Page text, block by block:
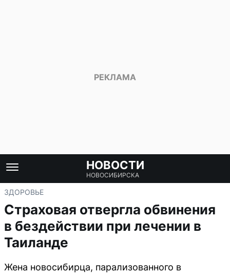
НОВОСТИ
НОВОСИБИРСКА
ЗДОРОВЬЕ
Страховая отвергла обвинения
в бездействии при лечении в
Таиланде
Жена новосибирца, парализованного в